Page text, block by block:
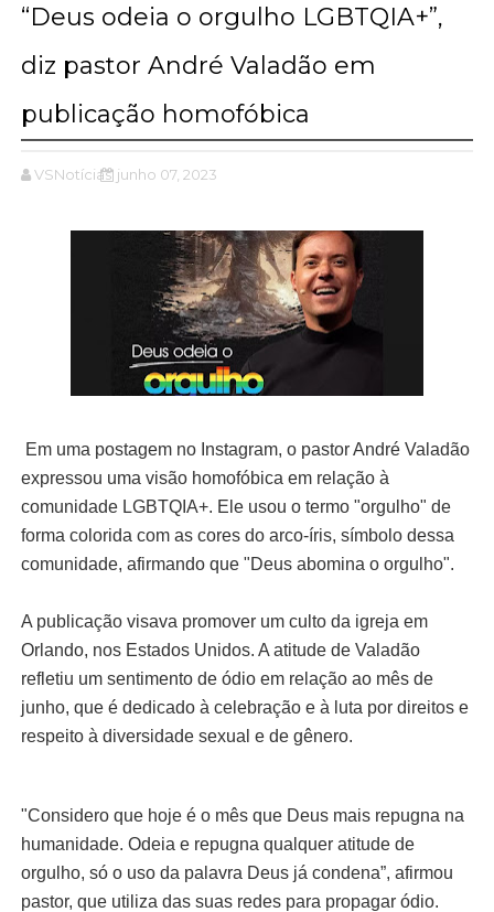
“Deus odeia o orgulho LGBTQIA+”,
diz pastor André Valadão em
publicação homofóbica
VSNotícias junho 07, 2023
Em uma postagem no Instagram, o pastor André Valadão
expressou uma visão homofóbica em relação à
comunidade LGBTQIA+. Ele usou o termo "orgulho" de
forma colorida com as cores do arco-íris, símbolo dessa
comunidade, afirmando que "Deus abomina o orgulho".
A publicação visava promover um culto da igreja em
Orlando, nos Estados Unidos. A atitude de Valadão
refletiu um sentimento de ódio em relação ao mês de
junho, que é dedicado à celebração e à luta por direitos e
respeito à diversidade sexual e de gênero.
"Considero que hoje é o mês que Deus mais repugna na
humanidade. Odeia e repugna qualquer atitude de
orgulho, só o uso da palavra Deus já condena”, afirmou
pastor, que utiliza das suas redes para propagar ódio.